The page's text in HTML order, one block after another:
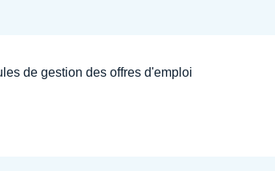
de gestion des offres d'emploi